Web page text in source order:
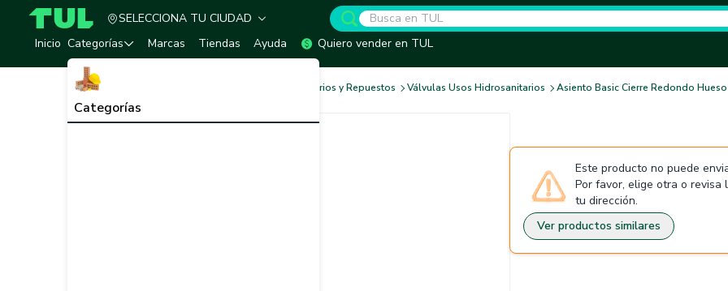
TUL - Tu Marketplace de Construcción
SELECCIONA TU CIUDAD
Inicio Categorías
Categorías
Marcas Tiendas Ayuda Quiero vender en TUL
Accesorios y Repuestos Válvulas Usos Hidrosanitarios Asiento Basic Cierre Redondo Hueso
Este producto no puede
Por favor, elige otra o revisa
tu dirección.
Ver productos similares